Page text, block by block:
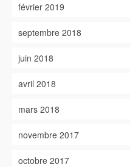
février 2019
septembre 2018
juin 2018
avril 2018
mars 2018
novembre 2017
octobre 2017